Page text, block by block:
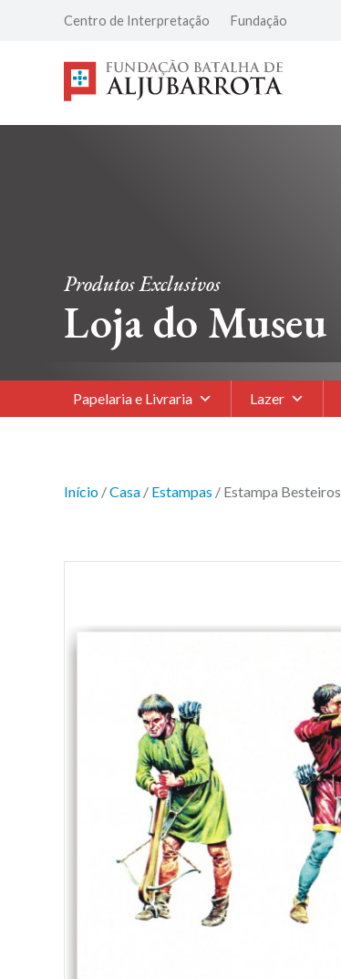
Centro de Interpretação Fundação
Produtos Exclusivos
Loja do Museu
Papelaria e Livraria Lazer
Início /Casa / Estampas / Estampa Besteiros